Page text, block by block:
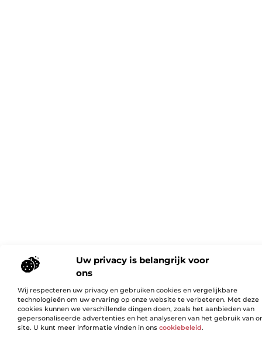
Uw privacy is belangrijk voor
ons
Wij respecteren uw privacy en gebruiken cookies en vergelijkbare
technologieën om uw ervaring op onze website te verbeteren. Met deze
cookies kunnen we verschillende dingen doen, zoals het aanbieden van
gepersonaliseerde advertenties en het analyseren van het gebruik van
site. U kunt meer informatie vinden in ons cookiebeleid.